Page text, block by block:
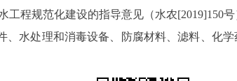
程规范化建设的指导意见（水农[2019]150号
、水处理和消毒设备、防腐材料、滤料、化